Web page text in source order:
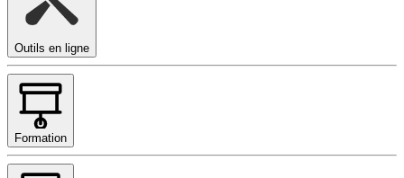
Outils en ligne
Formation